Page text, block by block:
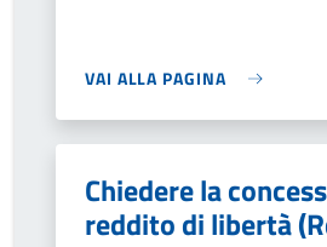
VAI ALLA PAGINA
Chiedere la
reddito di libertà